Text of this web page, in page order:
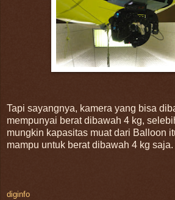
Tapi sayangnya, kamera yang bisa
mempunyai berat dibawah 4 kg,
mungkin kapasitas muat dari Balloon
mampu untuk berat dibawah 4 kg saja.
diginfo